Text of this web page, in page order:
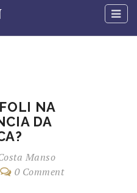
NA
DA
Manso
0 Comment